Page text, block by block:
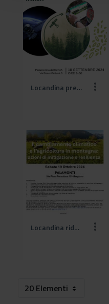
Locandina presentazione IFNI.png
Locandina ridotta Convegno CAI_CREA_CEREALIA 2024_19 ottobre 2024 (2).jpg
20 Elementi